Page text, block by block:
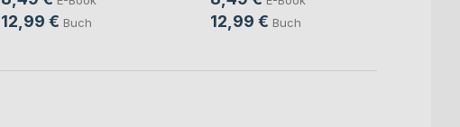
12,99 € Buch 12,99 € Buch